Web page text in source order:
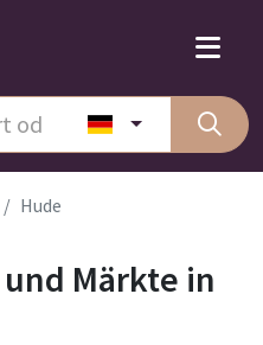
Hude
Märkte in